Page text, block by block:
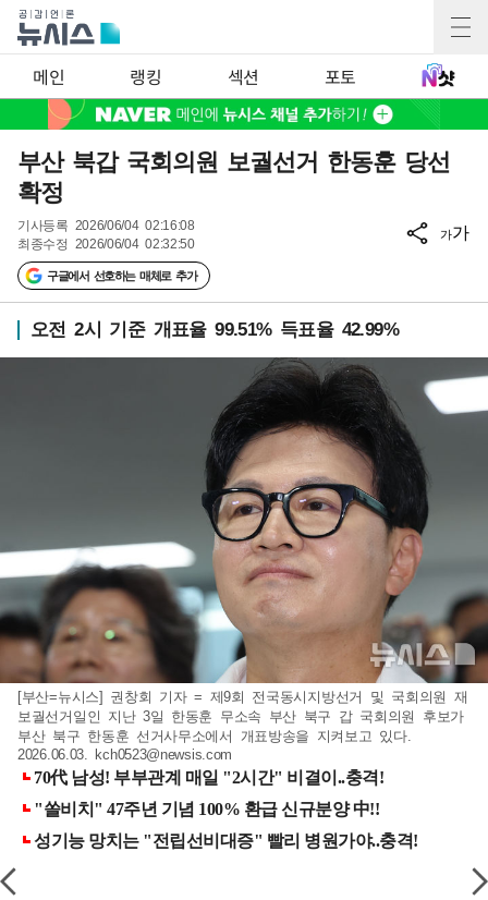
메인 랭킹 섹션 포토
부산 북갑 국회의원 보궐선거 한동훈 당선
확정
기사등록 2026/06/04 02:16:08
최종수정 2026/06/04 02:32:50
구글에서 선호하는 매체로 추가
가가
오전 2시 기준 개표율 99.51% 득표율 42.99%
[부산=뉴시스] 권창회 기자 = 제9회 전국동시지방선거 및 국회의원 재
보궐선거일인 지난 3일 한동훈 무소속 부산 북구 갑 국회의원 후보가
부산 북구 한동훈 선거사무소에서 개표방송을 지켜보고 있다.
2026.06.03. kch0523@newsis.com